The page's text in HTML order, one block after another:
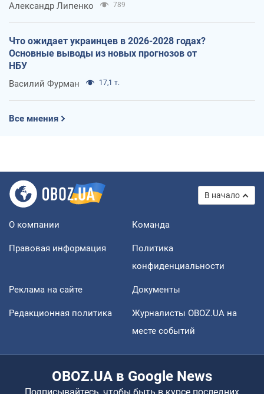
Александр Липенко 789
Что ожидает украинцев в 2026-2028 годах?
Основные выводы из новых прогнозов от
НБУ
Василий Фурман 17,1 т.
Все мнения
В начало
О компании Команда
Правовая информация
Политика
конфиденциальности
Реклама на сайте Документы
Редакционная политика
Журналисты OBOZ.UA на
месте событий
OBOZ.UA в Google News